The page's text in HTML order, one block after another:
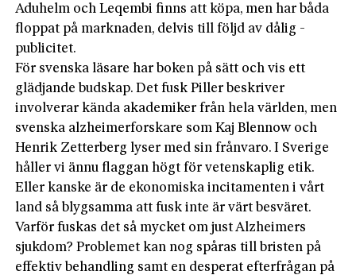
Aduhelm och Leqembi finns att köpa, men har båda
floppat på marknaden, delvis till följd av dålig ­
publicitet.
För svenska läsare har boken på sätt och vis ett
glädjande budskap. Det fusk Piller beskriver
involverar kända akademiker från hela världen, men
svenska alzheimerforskare som Kaj Blennow och
Henrik Zetterberg lyser med sin frånvaro. I Sverige
håller vi ännu flaggan högt för vetenskaplig etik.
Eller kanske är de ekonomiska incitamenten i vårt
land så blygsamma att fusk inte är värt besväret.
Varför fuskas det så mycket om just Alzheimers
sjukdom? Problemet kan nog spåras till bristen på
effektiv behandling samt en desperat efterfrågan på